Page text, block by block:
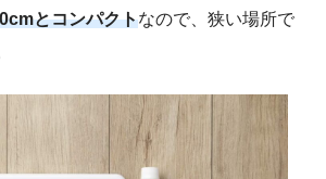
とコンパクトなので、狭い場所で